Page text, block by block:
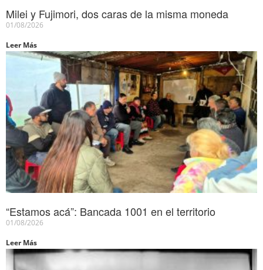
Milei y Fujimori, dos caras de la misma moneda
01/08/2026
Leer Más
“Estamos acá”: Bancada 1001 en el territorio
01/08/2026
Leer Más